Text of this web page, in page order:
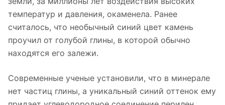
температур и давления, окаменела. Ранее
считалось, что необычный синий цвет камень
проучил от голубой глины, в которой обычно
находятся его залежи.
Современные ученые установили, что в минерале
нет частиц глины, а уникальный синий оттенок ему